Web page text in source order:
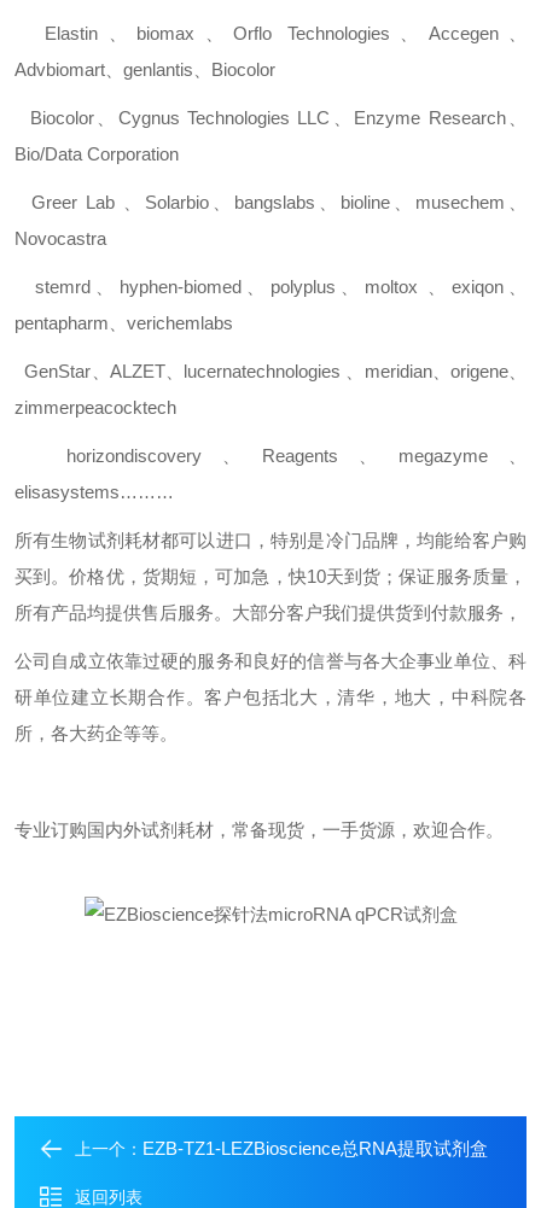
Elastin biomax Orflo Technologies Accegen、
Advbiomart
genlantis Biocolor
Biocolor、 Cygnus Technologies LLC Enzyme Research、
Bio/Data Corporation
Greer Lab Solarbio bangslabs bioline musechem
Novocastra
stemrd、 hyphen-biomed、 polyplus moltox exiqon、
pentapharm
verichemlabs
GenStar ALZET、 lucernatechnologies meridian、 origene、
zimmerpeacocktech
horizondiscovery、 Reagents megazyme、
elisasystems………
所有生物试剂耗材都可以进口，特别是冷门品牌，均能给客户购
买到。价格优，货期短，可加急，快10天到货；保证服务质量，
所有产品均提供售后服务。大部分客户我们提供货到付款服务，
公司自成立依靠过硬的服务和良好的信誉与各大企事业单位、科
研单位建立长期合作。客户包括北大，清华，地大，中科院各
所，各大药企等等。
专业订购国内外试剂耗材，常备现货，一手货源，欢迎合作。
上一个： EZB-TZ1-LEZBioscience总RNA提取试剂盒
返回列表